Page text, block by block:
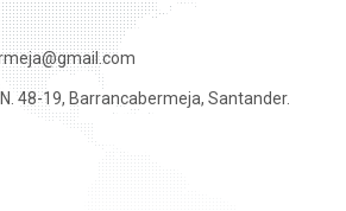
48-19, Barrancabermeja, Santander.